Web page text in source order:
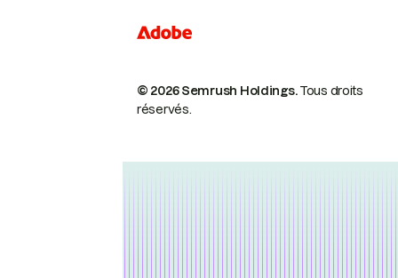
© 2026 Semrush Holdings.Tous droits
réservés.